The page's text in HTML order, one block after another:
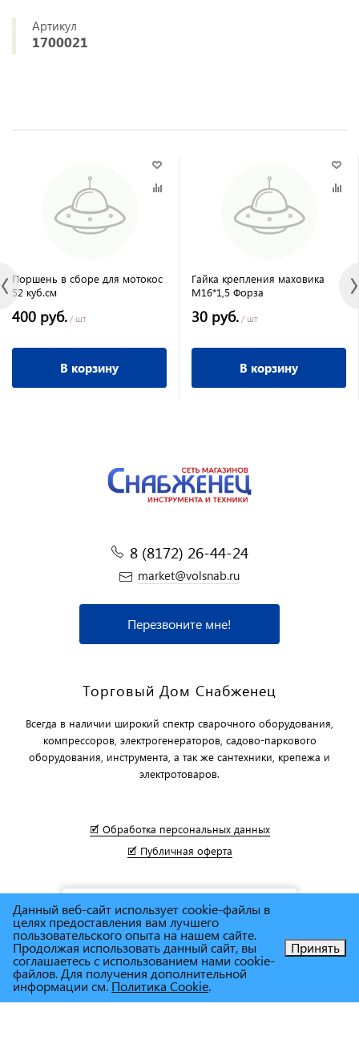
Артикул
1700021
Поршень в сборе для мотокос
52 куб.см
400 руб. / шт
В корзину
Гайка крепления маховика
М16*1,5 Форза
30 руб. / шт
В корзину
8 (8172) 26-44-24
market@volsnab.ru
Перезвоните мне!
Торговый Дом Снабженец
Всегда в наличии широкий спектр сварочного оборудования,
компрессоров, электрогенераторов, садово-паркового
оборудования, инструмента, а так же сантехники, крепежа и
электротоваров.
🗹 Обработка персональных данных
🗹 Публичная оферта
Позвоните нам!
Данный веб-сайт использует cookie-файлы в
целях предоставления вам лучшего
пользовательского опыта на нашем сайте.
Продолжая использовать данный сайт, вы
соглашаетесь с использованием нами cookie-
файлов. Для получения дополнительной
информации см.Политика Cookie.
Принять